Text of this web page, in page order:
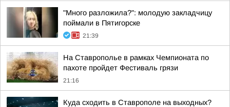
"Много разложила?": молодую закладчицу
поймали в Пятигорске
21:39
На Ставрополье в рамках Чемпионата по
пахоте пройдет Фестиваль грязи
21:16
Куда сходить в Ставрополе на выходных?